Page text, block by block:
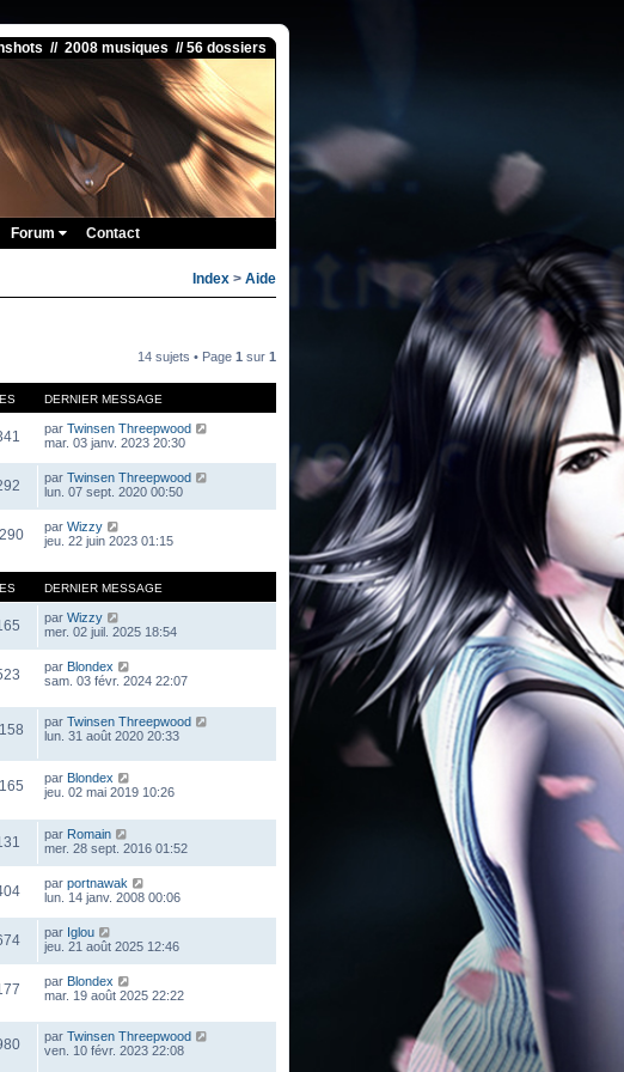
// 2008 musiques // 56 dossiers
Forum Contact
Index > Aide
14 sujets • Page 1 sur 1
DERNIER MESSAGE
par Twinsen Threepwood
mar. 03 janv. 2023 20:30
par Twinsen Threepwood
lun. 07 sept. 2020 00:50
par Wizzy
jeu. 22 juin 2023 01:15
DERNIER MESSAGE
par Wizzy
mer. 02 juil. 2025 18:54
par Blondex
sam. 03 févr. 2024 22:07
par Twinsen Threepwood
lun. 31 août 2020 20:33
par Blondex
jeu. 02 mai 2019 10:26
par Romain
mer. 28 sept. 2016 01:52
par portnawak
lun. 14 janv. 2008 00:06
par Iglou
jeu. 21 août 2025 12:46
par Blondex
mar. 19 août 2025 22:22
par Twinsen Threepwood
ven. 10 févr. 2023 22:08